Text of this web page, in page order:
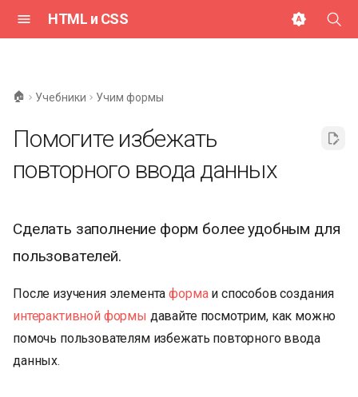
HTML и CSS
и
л
и
а
ц
и
🏠 Учебники Учим формы
Помогите избежать
повторного ввода данных
Сделать заполнение форм более удобным для
пользователей.
После изучения элементаформаи способов создания
интерактивной формы давайте посмотрим, как можно
помочь пользователям избежать повторного ввода
данных.